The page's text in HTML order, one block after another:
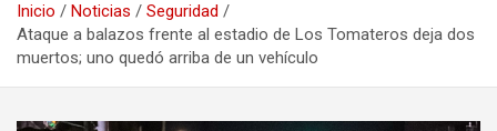
Inicio Noticias
Seguridad
Ataque a balazos frente al estadio de Los Tomateros deja dos
muertos; uno quedó arriba de un vehículo